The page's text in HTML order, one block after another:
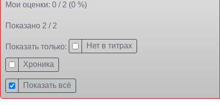
Мои оценки: 0 / 2 (0 %)
Показано 2 / 2
Показать только: Нет в титрах
Хроника
Показать всё